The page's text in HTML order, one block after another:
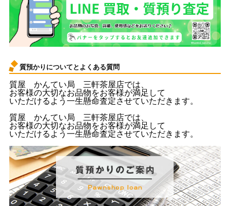
質預かりについてとよくある質問
質屋 かんてい局 三軒茶屋店では、
お客様の大切なお品物をお客様が満足して
いただけるよう一生懸命査定させていただきます。
質屋 かんてい局 三軒茶屋店では、
お客様の大切なお品物をお客様が満足して
いただけるよう一生懸命査定させていただきます。